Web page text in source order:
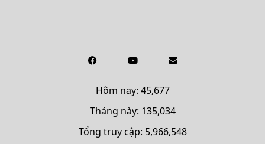
Hôm nay: 45,677
Tháng này: 135,034
Tổng truy cập: 5,966,548